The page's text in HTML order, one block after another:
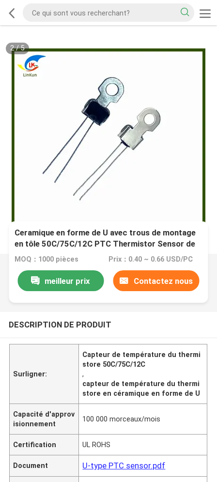
2/5
Ceramique en forme de U avec trous de montage
en tôle 50C/75C/12C PTC Thermistor Sensor de
température pour la protection de la température
MOQ：1000 pièces Prix：0.40 ~ 0.66 USD/PC
meilleur prix Contactez nous
DESCRIPTION DE PRODUIT
Surligner:
Capteur de température du thermi
store 50C/75C/12C
,
capteur de température du thermi
store en céramique en forme de U
Capacité d'approv
isionnement
100 000 morceaux/mois
Certification UL ROHS
Document U-type PTC sensor.pdf